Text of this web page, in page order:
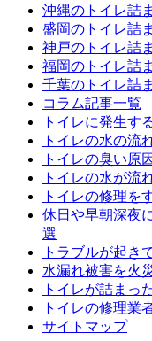
沖縄のトイレ詰
盛岡のトイレ詰
神戸のトイレ詰
福岡のトイレ詰
千葉のトイレ詰
コラム記事一覧
トイレに発生す
トイレの水の流
トイレの臭い原
トイレの水が流
トイレの修理を
休日や早朝深夜
選
トラブルが起き
水漏れ被害を火
トイレが詰まっ
トイレの修理業
サイトマップ